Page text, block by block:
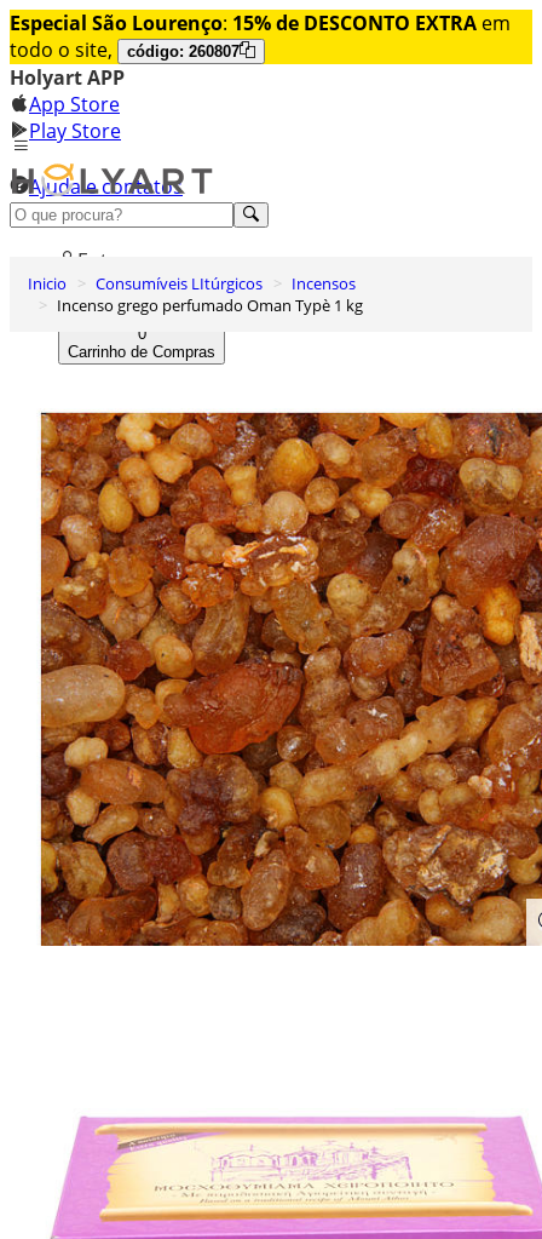
Especial São Lourenço: 15% de DESCONTO EXTRA em
todo o site,
código: 260807
Holyart APP
App Store
Play Store
Ajuda e contatos
Conheça premium
Entrar
Lista de Desejos
0
Carrinho de Compras
Inicio Consumíveis LItúrgicos
Incensos
Incenso grego perfumado Oman Typè 1 kg